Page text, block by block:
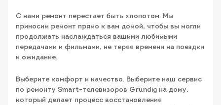
С нами ремонт перестает быть хлопотом. Мы
приносим ремонт прямо к вам домой, чтобы вы могли
продолжать наслаждаться вашими любимыми
передачами и фильмами, не теряя времени на поездки
и ожидание.
Выберите комфорт и качество. Выберите наш сервис
по ремонту Smart-телевизоров Grundig на дому,
который делает процесс восстановления